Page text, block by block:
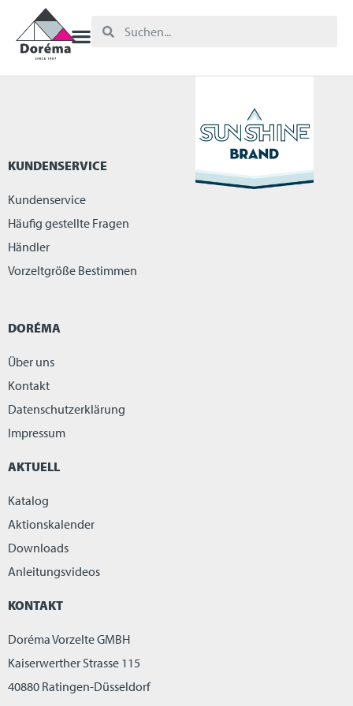
KUNDENSERVICE
Kundenservice
Häufig gestellte Fragen
Händler
Vorzeltgröße Bestimmen
DORÉMA
Über uns
Kontakt
Datenschutzerklärung
Impressum
AKTUELL
Katalog
Aktionskalender
Downloads
Anleitungsvideos
KONTAKT
Doréma Vorzelte GMBH
Kaiserwerther Strasse 115
40880 Ratingen-Düsseldorf